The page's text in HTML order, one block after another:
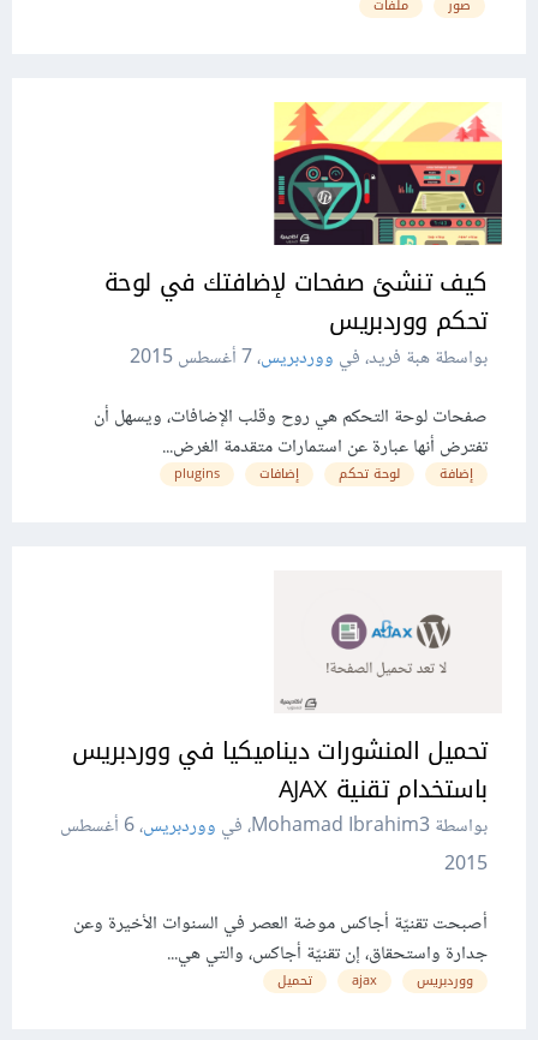
صور
ملفات
كيف تنشئ صفحات لإضافتك في لوحة
تحكم ووردبريس
بواسطة هبة فريد، في ووردبريس،7 أغسطس 2015
صفحات لوحة التحكم هي روح وقلب الإضافات، ويسهل أن
تفترض أنها عبارة عن استمارات متقدمة الغرض...
إضافة لوحة تحكم إضافات plugins
تحميل المنشورات ديناميكيا في ووردبريس
باستخدام تقنية AJAX
بواسطة Mohamad Ibrahim3، في ووردبريس،
6 أغسطس
2015
أصبحت تقنيّة أجاكس موضة العصر في السنوات الأخيرة وعن
جدارة واستحقاق، إن تقنيّة أجاكس، والتي هي...
ووردبريس ajax تحميل